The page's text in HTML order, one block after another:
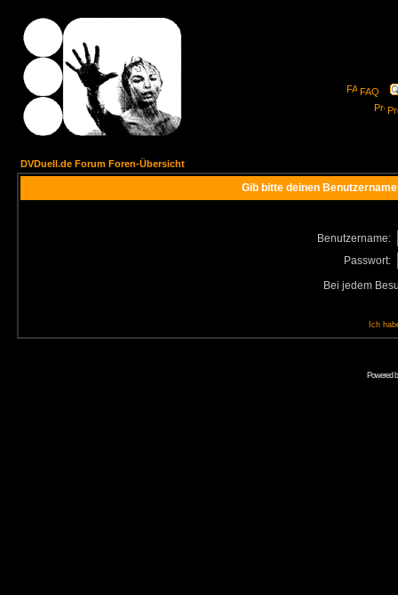
FAQ
DVDuell.de Forum Foren-Übersicht
Gib bitte deinen
Benutzername:
Passwort:
Bei jedem
Ich
Powered